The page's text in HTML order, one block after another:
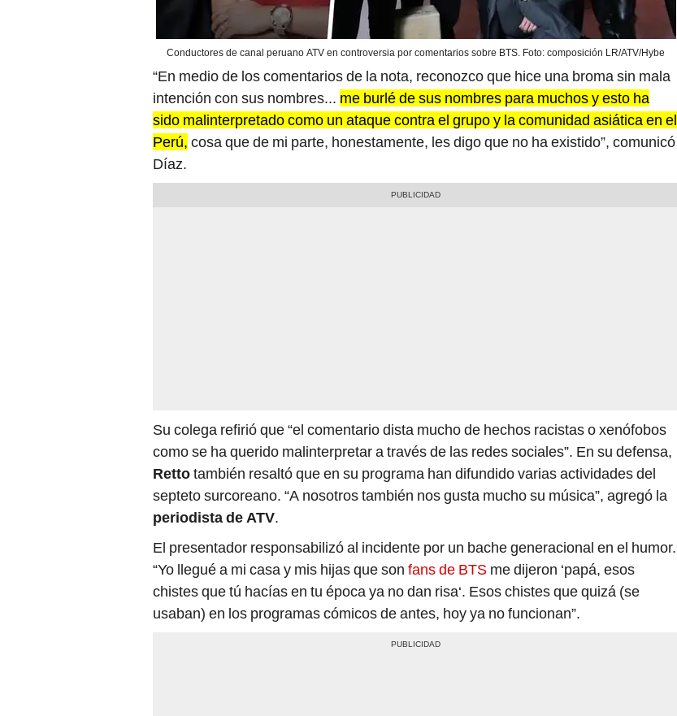
Conductores de canal peruano ATV en controversia por comentarios sobre BTS. Foto: composición LR/ATV/Hybe
“En medio de los comentarios de la nota, reconozco que hice una broma sin mala
intención con sus nombres... me burlé de sus nombres para muchos y esto ha
sido malinterpretado como un ataque contra el grupo y la comunidad asiática en el
Perú, cosa que de mi parte, honestamente, les digo que no ha existido”, comunicó
Díaz.
Su colega refirió que “el comentario dista mucho de hechos racistas o xenófobos
como se ha querido malinterpretar a través de las redes sociales”. En su defensa,
Rettotambién resaltó que en su programa han difundido varias actividades del
septeto surcoreano. “A nosotros también nos gusta mucho su música”, agregó la
periodista de ATV.
El presentador responsabilizó al incidente por un bache generacional en el humor.
“Yo llegué a mi casa y mis hijas que son fans de BTS me dijeron ‘papá, esos
chistes que tú hacías en tu época ya no dan risa‘. Esos chistes que quizá (se
usaban) en los programas cómicos de antes, hoy ya no funcionan”.